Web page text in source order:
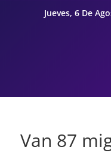
Jueves, 6 De
Van 87